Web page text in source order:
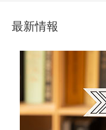
最新情報